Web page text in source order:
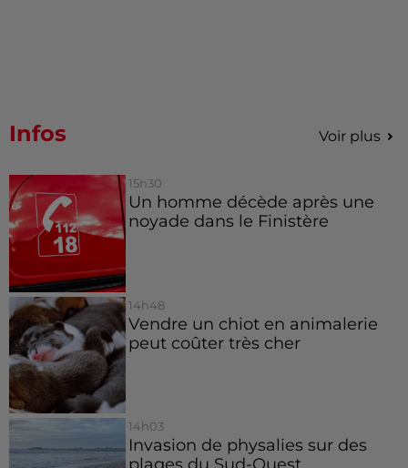
Infos Voir plus
15h30
Un homme décède après une
noyade dans le Finistère
14h48
Vendre un chiot en animalerie
peut coûter très cher
14h03
Invasion de physalies sur des
plages du Sud-Ouest